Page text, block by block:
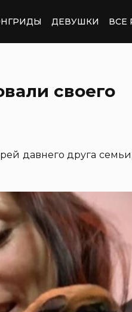
ДЕВУШКИ ВСЕ
своего
давнего друга